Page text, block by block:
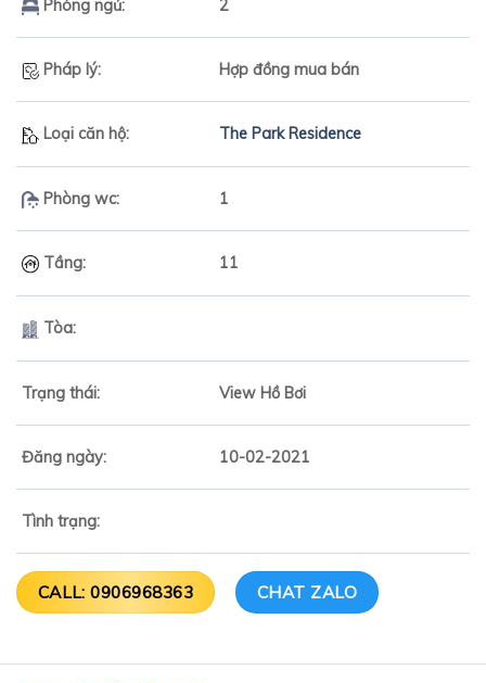
Phòng ngủ: 2
Pháp lý: Hợp đồng mua bán
Loại căn hộ: The Park Residence
Phòng wc: 1
Tầng: 11
Tòa:
Trạng thái: View Hồ Bơi
Đăng ngày: 10-02-2021
Tình trạng:
CALL: 0906968363 CHAT ZALO